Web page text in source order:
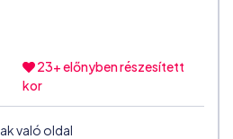
23+ előnyben részesített
kor
való oldal